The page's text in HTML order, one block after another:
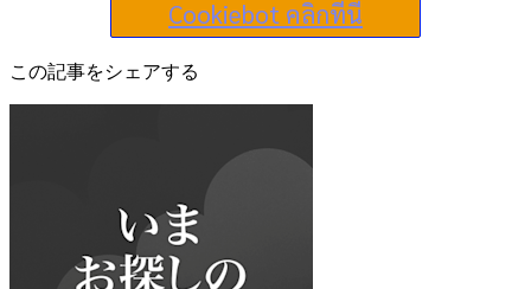
Cookiebot คลิกที่นี่
この記事をシェアする